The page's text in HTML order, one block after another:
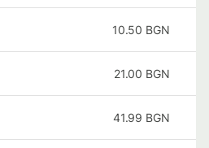
10.50 BGN
21.00 BGN
41.99 BGN